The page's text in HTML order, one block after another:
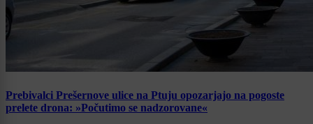
Prebivalci Prešernove ulice na Ptuju opozarjajo na pogoste
prelete drona: »Počutimo se nadzorovane«